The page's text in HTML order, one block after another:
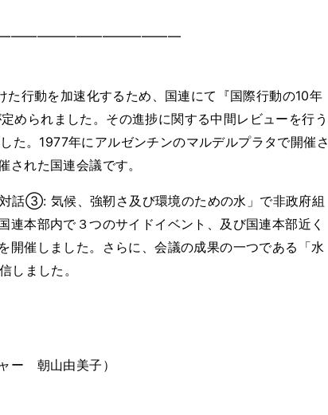
行動を加速化するため、国連にて『国際行動の10年
められました。その進捗に関する中間レビューを行う
た。1977年にアルゼンチンのマルデルプラタで開催さ
れた国連会議です。
話③: 気候、強靭さ及び環境のための水」で非政府組
本部内で３つのサイドイベント、及び国連本部近く
開催しました。さらに、会議の成果の一つである「水
しました。
ー 朝山由美子）